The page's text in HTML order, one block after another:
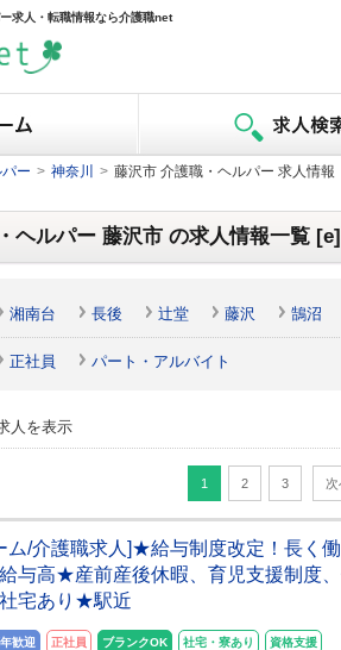
求人・転職情報なら介護職net
ー > 神奈川 > 藤沢市 介護職・ヘルパー 求人情報
ヘルパー 藤沢市 の求人情報一覧 [e]
湘南台 長後 辻堂 藤沢 鵠沼
正社員 パート・アルバイト
人を表示
1 2 3 次
ム/介護職求人]★給与制度改定！長く
与高★産前産後休暇、育児支援制度
宅あり★駅近
歓迎 正社員 ブランクOK 社宅・寮あり 資格支援